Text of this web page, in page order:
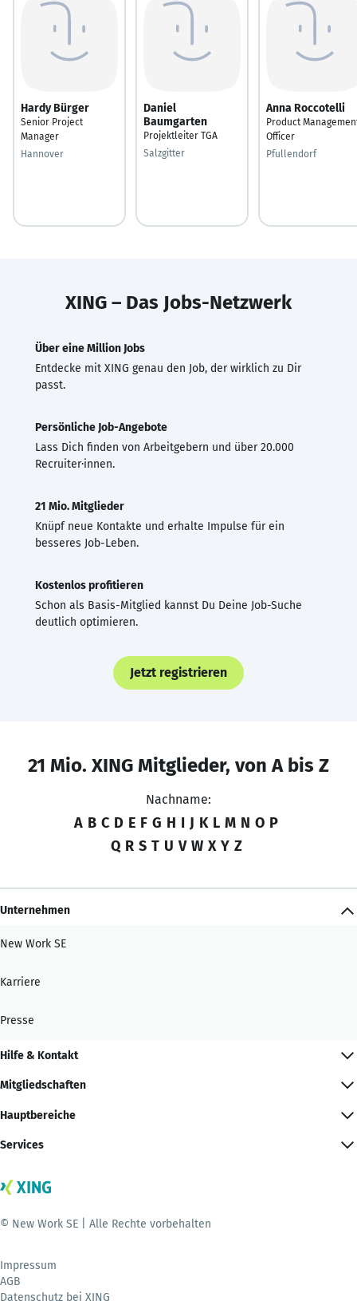
Hardy Bürger
Senior Project
Manager
Hannover
Daniel
Baumgarten
Projektleiter TGA
Salzgitter
Anna Roccotelli
Product
Officer
Pfullendorf
XING – Das Jobs-Netzwerk
Über eine Million Jobs
Entdecke mit XING genau den Job, der wirklich zu Dir
passt.
Persönliche Job-Angebote
Lass Dich finden von Arbeitgebern und über 20.000
Recruiter·innen.
21 Mio. Mitglieder
Knüpf neue Kontakte und erhalte Impulse für ein
besseres Job-Leben.
Kostenlos profitieren
Schon als Basis-Mitglied kannst Du Deine Job-Suche
deutlich optimieren.
Jetzt registrieren
21 Mio. XING Mitglieder, von A bis Z
Nachname:
A B C D E F G H I J K L M N O P
Q R S T U V W X Y Z
Unternehmen
New Work SE
Karriere
Presse
Hilfe & Kontakt
Mitgliedschaften
Hauptbereiche
Services
© New Work SE | Alle Rechte vorbehalten
Impressum
AGB
Datenschutz bei XING